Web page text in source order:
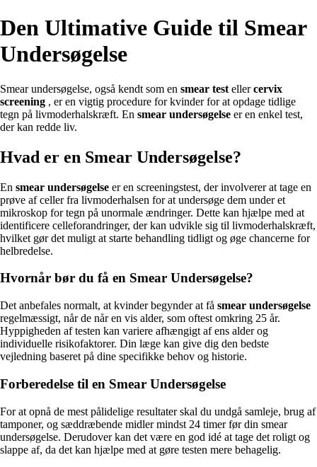
Den Ultimative Guide til Smear
Undersøgelse
Smear undersøgelse, også kendt som en smear test ellercervix
screening , er en vigtig procedure for kvinder for at opdage tidlige
tegn på livmoderhalskræft. En smear undersøgelse er en enkel test,
der kan redde liv.
Hvad er en Smear Undersøgelse?
En smear undersøgelse er en screeningstest, der involverer at tage en
prøve af celler fra livmoderhalsen for at undersøge dem under et
mikroskop for tegn på unormale ændringer. Dette kan hjælpe med at
identificere celleforandringer, der kan udvikle sig til livmoderhalskræft,
hvilket gør det muligt at starte behandling tidligt og øge chancerne for
helbredelse.
Hvornår bør du få en Smear Undersøgelse?
Det anbefales normalt, at kvinder begynder at få smear undersøgelse
regelmæssigt, når de når en vis alder, som oftest omkring 25 år.
Hyppigheden af testen kan variere afhængigt af ens alder og
individuelle risikofaktorer. Din læge kan give dig den bedste
vejledning baseret på dine specifikke behov og historie.
Forberedelse til en Smear Undersøgelse
For at opnå de mest pålidelige resultater skal du undgå samleje, brug af
tamponer, og sæddræbende midler mindst 24 timer før din smear
undersøgelse. Derudover kan det være en god idé at tage det roligt og
slappe af, da det kan hjælpe med at gøre testen mere behagelig.